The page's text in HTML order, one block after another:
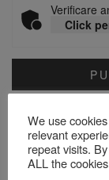
Verificare
Click
sunt procesate
We use
relevant
repeat visits.
ALL the